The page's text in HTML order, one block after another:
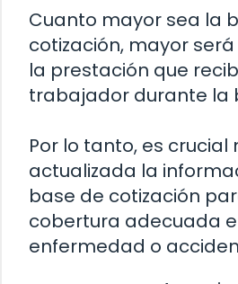
Cuanto mayor sea la
cotización, mayor
la prestación que
trabajador durante la
Por lo tanto, es
actualizada la
base de cotización
cobertura adecuada
enfermedad o